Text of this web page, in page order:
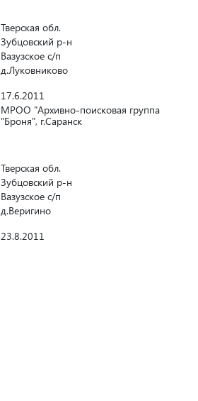
Тверская обл.
Зубцовский р-н
Вазузское с/п
д.Луковниково
17.6.2011
МРОО "Архивно-поисковая группа
"Броня", г.Саранск
Тверская обл.
Зубцовский р-н
Вазузское с/п
д.Веригино
23.8.2011